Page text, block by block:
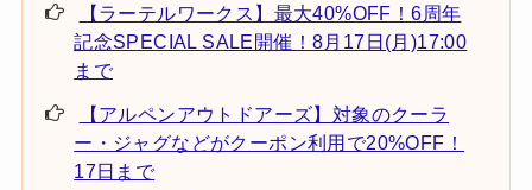
【ラーテルワークス】最大40%OFF！6周年
記念SPECIAL SALE開催！8月17日(月)17:00
まで
【アルペンアウトドアーズ】対象のクーラ
ー・ジャグなどがクーポン利用で20%OFF！
17日まで